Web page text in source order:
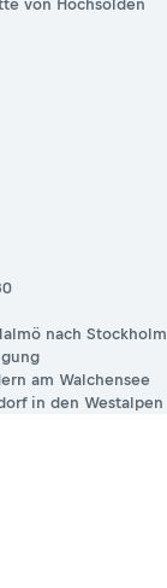
von Hochsölden
nach Stockholm
am Walchensee
in den Westalpen